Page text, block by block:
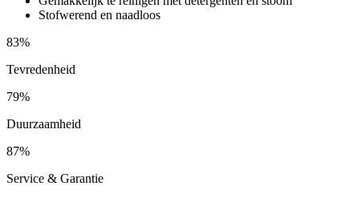
Stofwerend en naadloos
83%
Tevredenheid
79%
Duurzaamheid
87%
Service & Garantie